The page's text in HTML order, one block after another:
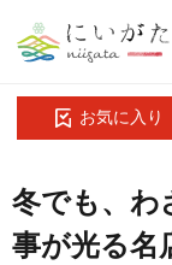
お気に入り
冬でも、わ
事が光る名